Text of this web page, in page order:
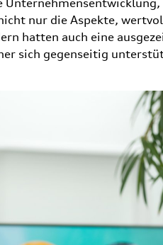
nur die Aspekte,
hatten auch eine
sich gegenseitig